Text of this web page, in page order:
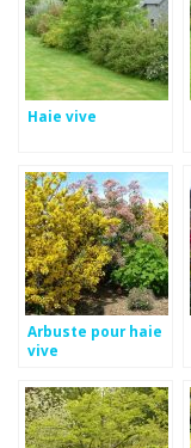
Haie vive
Arbuste pour haie
vive